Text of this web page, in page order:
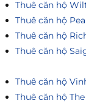
Thuê căn hộ
Thuê căn hộ